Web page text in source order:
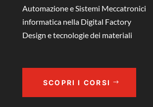
Automazione e Sistemi Meccatronici
informatica nella Digital Factory
Design e tecnologie dei materiali
SCOPRI I CORSI